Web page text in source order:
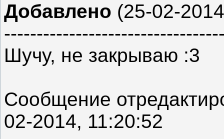
Добавлено (25-02-
Шучу, не закрываю :3
Сообщение
02-2014, 11:20:52